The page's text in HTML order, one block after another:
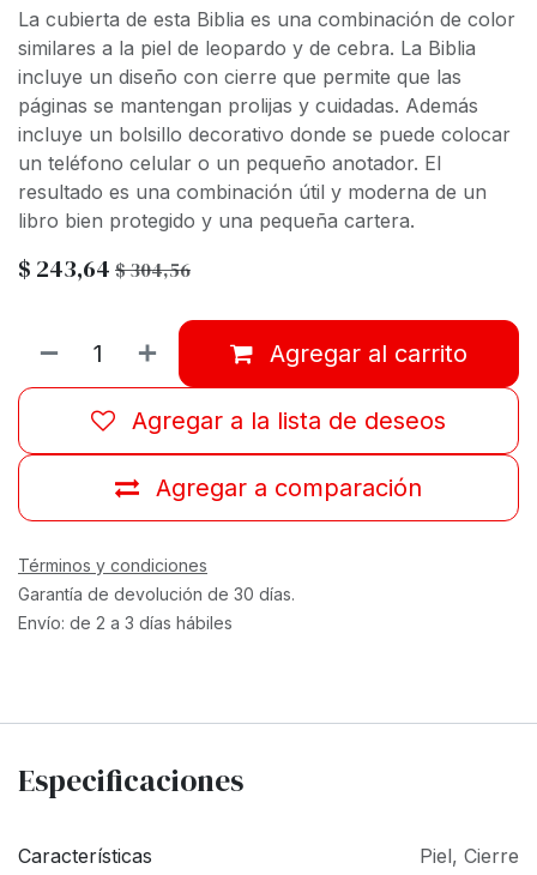
La cubierta de esta Biblia es una combinación de color
similares a la piel de leopardo y de cebra. La Biblia
incluye un diseño con cierre que permite que las
páginas se mantengan prolijas y cuidadas. Además
incluye un bolsillo decorativo donde se puede colocar
un teléfono celular o un pequeño anotador. El
resultado es una combinación útil y moderna de un
libro bien protegido y una pequeña cartera.
$ 243,64 $304,56
Agregar al carrito
Agregar a comparación
Agregar a la lista de deseos
Términos y condiciones
Garantía de devolución de 30 días.
Envío: de 2 a 3 días hábiles
Especificaciones
Características Piel, Cierre